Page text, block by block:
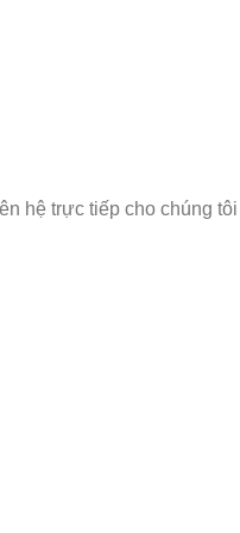
hệ trực tiếp cho chúng